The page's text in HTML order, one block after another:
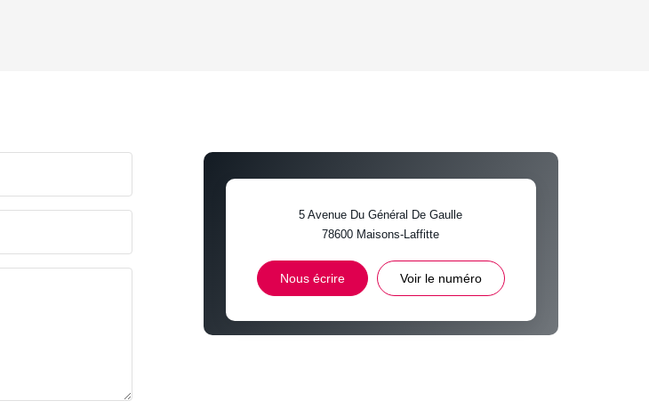
ECOLES ET CRÈCHES
5 Avenue Du Général De Gaulle
78600 Maisons-Laffitte
Nous écrire Voir le numéro